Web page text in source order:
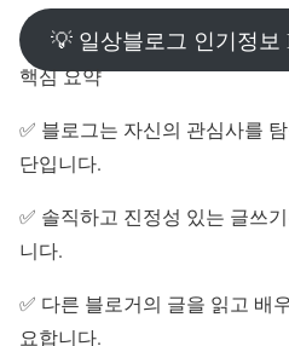
💡 일상블로그 인기정보
핵심 요약
✅ 블로그는 자신의 관심사를
단입니다.
✅ 솔직하고 진정성 있는 글쓰
니다.
✅ 다른 블로거의 글을 읽고 배
요합니다.